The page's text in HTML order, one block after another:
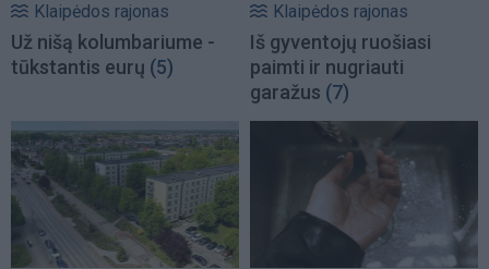
Klaipėdos rajonas
Už nišą kolumbariume -
tūkstantis eurų (5)
Klaipėdos rajonas
Iš gyventojų ruošiasi
paimti ir nugriauti
garažus (7)